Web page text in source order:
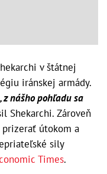
v štátnej
iránskej armády.
z nášho pohľadu sa
Shekarchi. Zároveň
útokom a
sily
Times.